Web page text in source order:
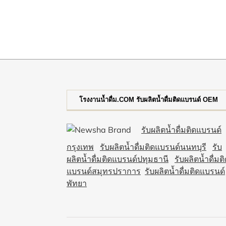
โรงงานน้ำดื่ม.COM รับผลิตน้ำดื่มติดแบรนด์ OEM
รับผลิตน้ำดื่มติดแบรนด์
กรุงเทพ
รับผลิตน้ำดื่มติดแบรนด์นนทบุรี
รับ
ผลิตน้ำดื่มติดแบรนด์ปทุมธานี
รับผลิตน้ำดื่ม
แบรนด์สมุทรปราการ รับผลิตน้ำดื่มติดแบรนด์
พัทยา